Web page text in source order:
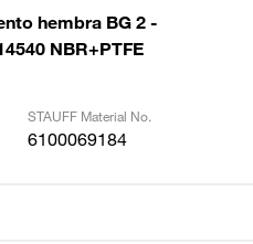
hembra BG 2 -
NBR+PTFE
STAUFF Material No.
6100069184